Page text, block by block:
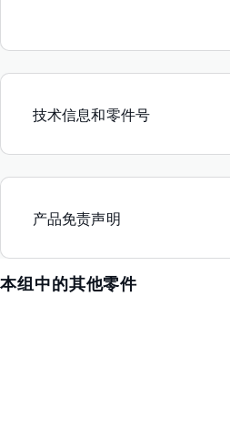
技术信息和零件号
产品免责声明
本组中的其他零件